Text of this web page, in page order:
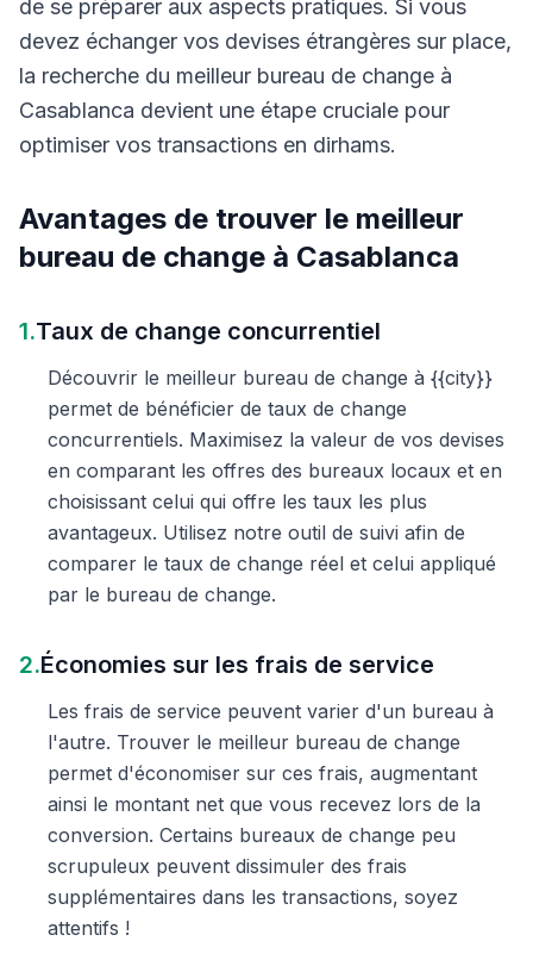
de se préparer aux aspects pratiques. Si vous
devez échanger vos devises étrangères sur place,
la recherche du meilleur bureau de change à
Casablanca devient une étape cruciale pour
optimiser vos transactions en dirhams.
Avantages de trouver le meilleur
bureau de change à Casablanca
1.Taux de change concurrentiel
Découvrir le meilleur bureau de change à {{city}}
permet de bénéficier de taux de change
concurrentiels. Maximisez la valeur de vos devises
en comparant les offres des bureaux locaux et en
choisissant celui qui offre les taux les plus
avantageux. Utilisez notre outil de suivi afin de
comparer le taux de change réel et celui appliqué
par le bureau de change.
2.Économies sur les frais de service
Les frais de service peuvent varier d'un bureau à
l'autre. Trouver le meilleur bureau de change
permet d'économiser sur ces frais, augmentant
ainsi le montant net que vous recevez lors de la
conversion. Certains bureaux de change peu
scrupuleux peuvent dissimuler des frais
supplémentaires dans les transactions, soyez
attentifs !